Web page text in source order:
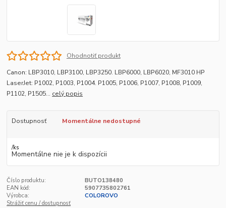
Ohodnotiť produkt
Canon: LBP3010, LBP3100, LBP3250. LBP6000, LBP6020, MF3010 HP
LaserJet: P1002, P1003, P1004. P1005, P1006, P1007, P1008, P1009,
P1102, P1505... celý popis
Dostupnosť Momentálne nedostupné
/ks
Momentálne nie je k dispozícii
Číslo produktu:
BUTO138480
EAN kód:
5907735802761
Výrobca:
COLOROVO
Strážiť cenu / dostupnosť